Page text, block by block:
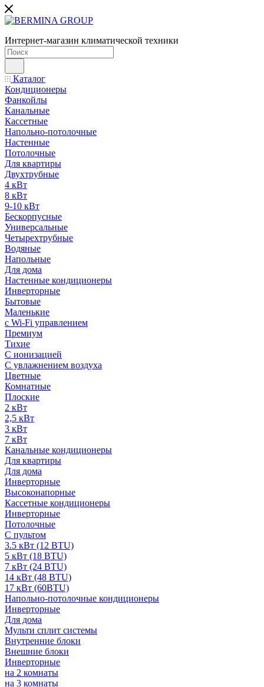
Интернет-магазин климатической техники
Каталог
Кондиционеры
Фанкойлы
Канальные
Кассетные
Напольно-потолочные
Настенные
Потолочные
Для квартиры
Двухтрубные
4 кВт
8 кВт
9-10 кВт
Бескорпусные
Универсальные
Четырехтрубные
Водяные
Напольные
Для дома
Настенные кондиционеры
Инверторные
Бытовые
Маленькие
с Wi-Fi управлением
Премиум
Тихие
С ионизацией
С увлажнением воздуха
Цветные
Комнатные
Плоские
2 кВт
2,5 кВт
3 кВт
7 кВт
Канальные кондиционеры
Для квартиры
Для дома
Инверторные
Высоконапорные
Кассетные кондиционеры
Инверторные
Потолочные
С пультом
3.5 кВт (12 BTU)
5 кВт (18 BTU)
7 кВт (24 BTU)
14 кВт (48 BTU)
17 кВт (60BTU)
Напольно-потолочные кондиционеры
Инверторные
Для дома
Мульти сплит системы
Внутренние блоки
Внешние блоки
Инверторные
на 2 комнаты
на 3 комнаты